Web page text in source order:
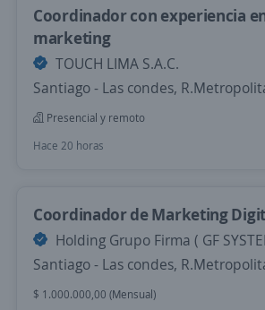
Coordinador con experiencia
marketing
TOUCH LIMA S.A.C.
Santiago - Las condes,
Presencial y remoto
Hace 20 horas
Coordinador de Marketing
Holding Grupo Firma ( GF
Santiago - Las condes,
$ 1.000.000,00 (Mensual)